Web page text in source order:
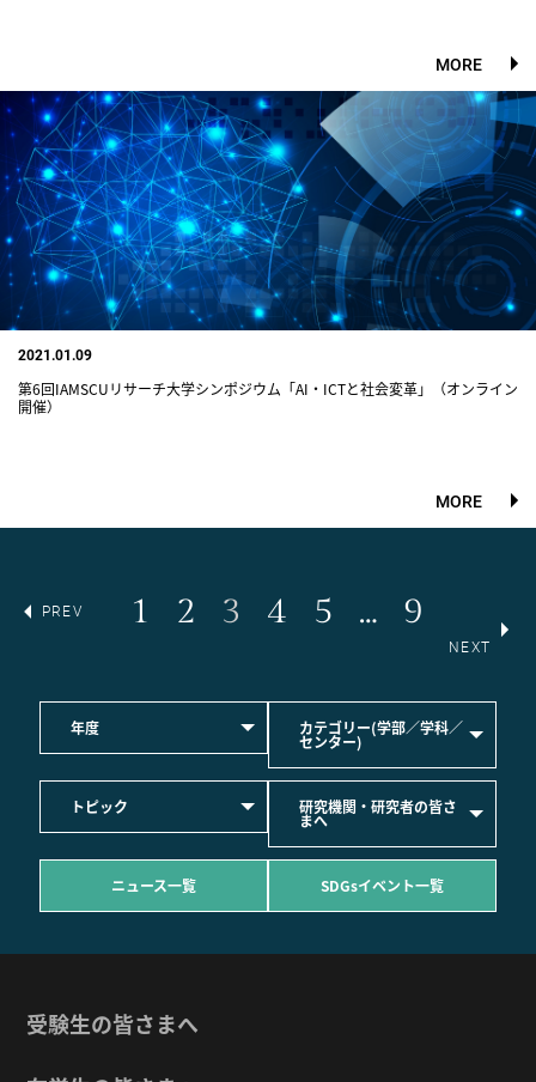
MORE
2021.01.09
第6回IAMSCUリサーチ大学シンポジウム「AI・ICTと社会変革」（オンライン
開催）
MORE
PREV 1 2 3 4 5 … 9
NEXT
年度 カテゴリー(学部／学科／
センター)
トピック 研究機関・研究者の皆さ
まへ
ニュース一覧 SDGsイベント一覧
受験生の皆さまへ